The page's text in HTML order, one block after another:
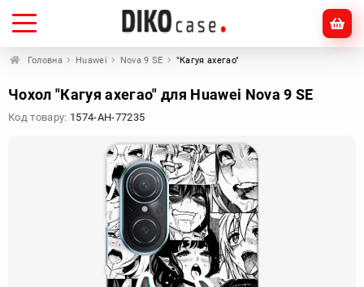
Головна Huawei Nova 9 SE "Кагуя ахегао"
Чохол "Кагуя ахегао" для Huawei Nova 9 SE
Код товару: 1574-AH-77235